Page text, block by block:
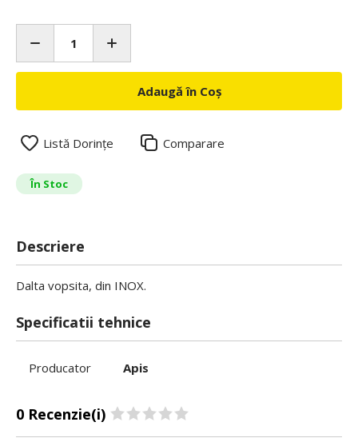
Adaugă în Coș
Listă Dorințe Comparare
În Stoc
Descriere
Dalta vopsita, din INOX.
Specificatii tehnice
Producator Apis
0 Recenzie(i)